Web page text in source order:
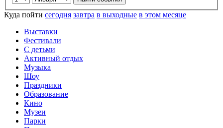
Куда пойти сегодня завтра в выходные в этом месяце
Выставки
Фестивали
С детьми
Активный отдых
Музыка
Шоу
Праздники
Образование
Кино
Музеи
Парки